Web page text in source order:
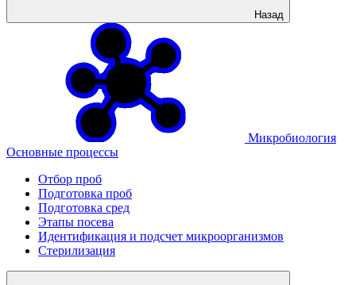
Назад
Микробиология
Основные процессы
Отбор проб
Подготовка проб
Подготовка сред
Этапы посева
Идентификация и подсчет микроорганизмов
Стерилизация